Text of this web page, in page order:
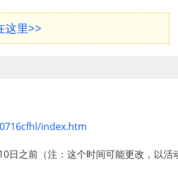
这里>>
index.htm
日之前（注：这个时间可能更改，以活